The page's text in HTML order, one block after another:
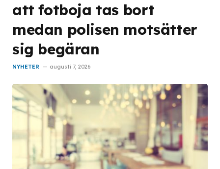
att fotboja tas bort
medan polisen motsätter
sig begäran
NYHETER augusti 7, 2026